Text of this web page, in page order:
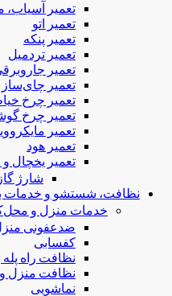
تعمیر
تعمیر اتو
تعمیر پنکه
تعمیر تردمیل
تعمیر
تعمیر چای‌ساز
تعمیر چرخ
تعمیر چرخ
تعمیر
تعمیر هود
تعمیر یخچال و
شارژ
نظافت، شستشو و خدمات
خدمات منزل و
ضدعفونی
کفسابی
نظافت راه
نظافت منزل
نماشویی